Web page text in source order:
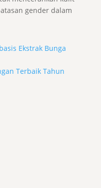
gender dalam
Ekstrak Bunga
Terbaik Tahun